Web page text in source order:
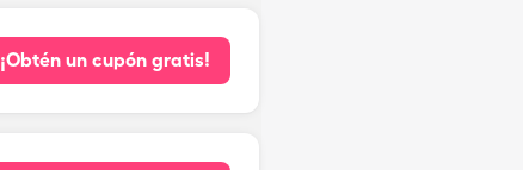
¡Obtén un cupón gratis!